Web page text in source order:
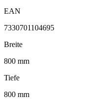
EAN
7330701104695
Breite
800 mm
Tiefe
800 mm